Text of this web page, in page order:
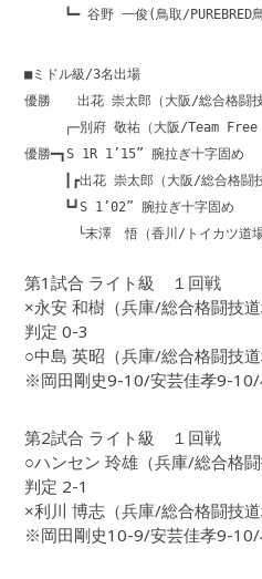
┗━ 谷野 一俊(鳥取/PUREBRED
■ミドル級/3名出場
優勝 出花 崇太郎（大阪/総合格闘技
┌─別府 敬祐（大阪/Team Free
優勝━┓S 1R 1’15” 腕拉ぎ十字固め
┃┏出花 崇太郎（大阪/総合格闘技
┗┛S 1’02” 腕拉ぎ十字固め
└末澤 悟（香川/トイカツ道場
第1試合 ライト級 １回戦
×永安 和樹（兵庫/総合格闘技
判定 0-3
○中島 英昭（兵庫/総合格闘技道
※岡田剛史9-10/安芸佳孝9-
第2試合 ライト級 １回戦
○ハンセン 玲雄（兵庫/総合格
判定 2-1
×利川 博志（兵庫/総合格闘技道
※岡田剛史10-9/安芸佳孝9-